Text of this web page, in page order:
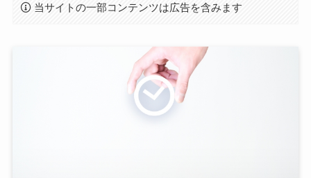
当サイトの一部コンテンツは広告を含みます